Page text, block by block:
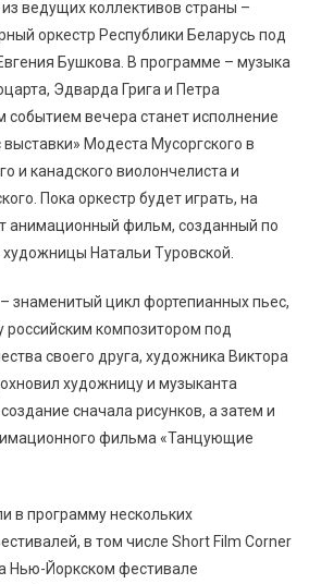
ведущих коллективов страны –
оркестр Республики Беларусь под
Бушкова. В программе – музыка
Эдварда Грига и Петра
событием вечера станет исполнение
выставки» Модеста Мусоргского в
и канадского виолончелиста и
Пока оркестр будет играть, на
анимационный фильм, созданный по
Натальи Туровской.
знаменитый цикл фортепианных пьес,
российским композитором под
своего друга, художника Виктора
художницу и музыканта
сначала рисунков, а затем и
фильма «Танцующие
в программу нескольких
в том числе Short Film Corner
Нью-Йоркском фестивале